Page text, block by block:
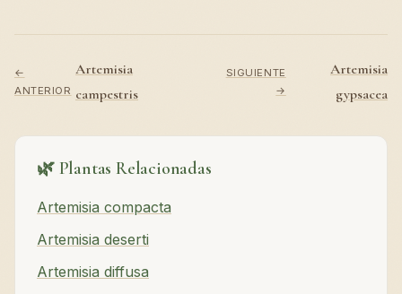
←
ANTERIOR
Artemisia
campestris
SIGUIENTE
→
Artemisia
gypsacea
🌿 Plantas Relacionadas
Artemisia compacta
Artemisia deserti
Artemisia diffusa